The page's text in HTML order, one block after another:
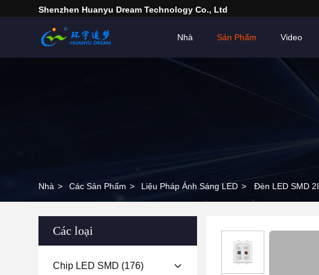
Shenzhen Huanyu Dream Technology Co., Ltd
Nhà Sản Phẩm Video
Nhà > Các Sản Phẩm > Liệu Pháp Ánh Sáng LED > Đèn LED SMD
Các loại
Chip LED SMD (176)